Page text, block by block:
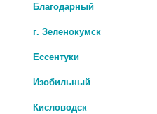
Благодарный
г. Зеленокумск
Ессентуки
Изобильный
Кисловодск